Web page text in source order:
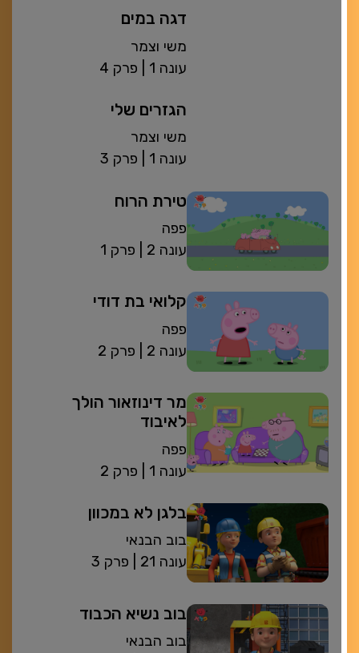
דגה במים
משי וצמר
פרק 4
| עונה 1
הגזרים שלי
משי וצמר
פרק 3
| עונה 1
טירת הרוח
פפה
פרק 1
| עונה 2
קלואי בת דודי
פפה
פרק 2
| עונה 2
מר דינוזאור הולך
לאיבוד
פפה
פרק 2
| עונה 1
בלגן לא במכוון
בוב הבנאי
פרק 3
| עונה 21
בוב נשיא הכבוד
בוב הבנאי